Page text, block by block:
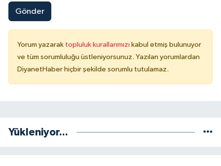
Gönder
Yorum yazarak topluluk kurallarımızı kabul etmiş bulunuyor
ve tüm sorumluluğu üstleniyorsunuz. Yazılan yorumlardan
DiyanetHaber hiçbir şekilde sorumlu tutulamaz.
Yükleniyor...
Niğde Müftülüğü
Ordu Müftülüğü
Osmaniye Müftülüğü